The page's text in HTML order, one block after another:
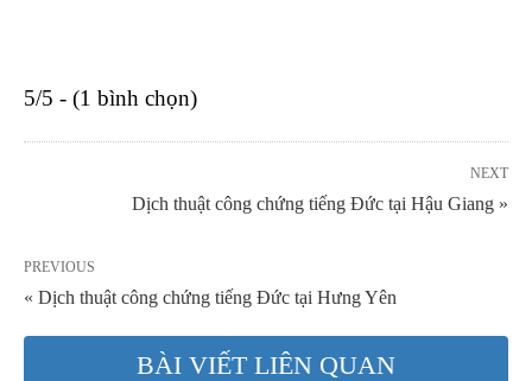
5/5 - (1 bình chọn)
NEXT
Dịch thuật công chứng tiếng Đức tại Hậu Giang »
PREVIOUS
« Dịch thuật công chứng tiếng Đức tại Hưng Yên
BÀI VIẾT LIÊN QUAN